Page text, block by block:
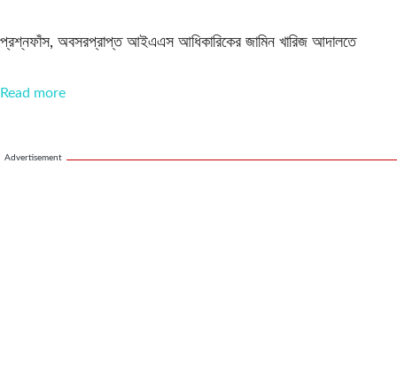
প্রশ্নফাঁস, অবসরপ্রাপ্ত আইএএস আধিকারিকের জামিন খারিজ আদালতে
Read more
Advertisement